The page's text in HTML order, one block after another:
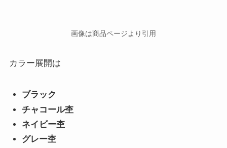
画像は商品ページより引用
カラー展開は
ブラック
チャコール杢
ネイビー杢
グレー杢